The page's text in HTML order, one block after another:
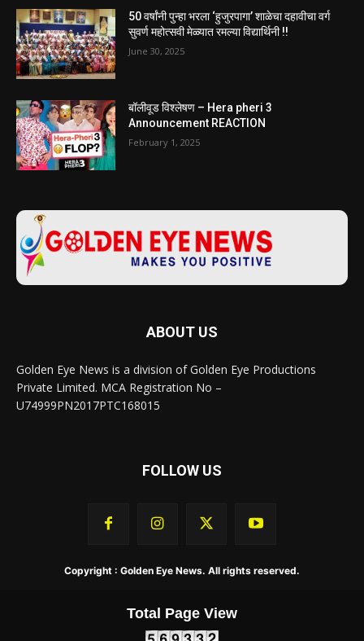
50 वर्षांनी पुन्हा भरला ‌‘हुजुरपागा‌’ शाळेचा दहावीचा वर्ग
सुवर्ण महोत्सवी मेळ्यात रमल्या विद्यार्थिनी !!
June 30, 2025
बॉलीवूड विश्लेषण – Hera pheri 3
Announcement REACTION
February 1, 2025
ABOUT US
Golden Eye News is a division of Golden Eye Productions
Private Limited. MCA Registration No –
U74999PN2017PTC168015
FOLLOW US
Copyright : Golden Eye News. All rights reserved.
Total Page View